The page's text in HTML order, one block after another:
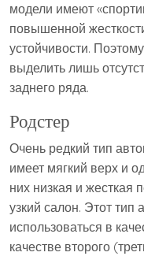
модели имеют
повышенной
устойчивости.
выделить лишь
заднего ряда.
Родстер
Очень редкий тип
имеет мягкий верх и
них низкая и жесткая
узкий салон. Этот тип
использоваться в
качестве второго